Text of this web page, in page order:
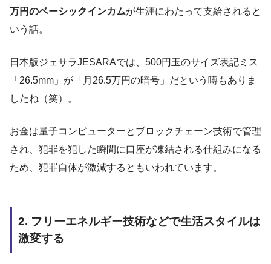
万円のベーシックインカムが生涯にわたって支給されると
いう話。
日本版ジェサラJESARAでは、500円玉のサイズ表記ミス
「26.5mm」が「月26.5万円の暗号」だという噂もありま
したね（笑）。
お金は量子コンピューターとブロックチェーン技術で管理
され、犯罪を犯した瞬間に口座が凍結される仕組みになる
ため、犯罪自体が激減するともいわれています。
2. フリーエネルギー技術などで生活スタイルは
激変する